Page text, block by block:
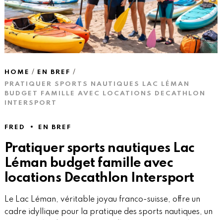
HOME
EN BREF
PRATIQUER SPORTS NAUTIQUES LAC LÉMAN
BUDGET FAMILLE AVEC LOCATIONS DECATHLON
INTERSPORT
FRED EN BREF
Pratiquer sports nautiques Lac
Léman budget famille avec
locations Decathlon Intersport
Le Lac Léman, véritable joyau franco-suisse, offre un
cadre idyllique pour la pratique des sports nautiques, un